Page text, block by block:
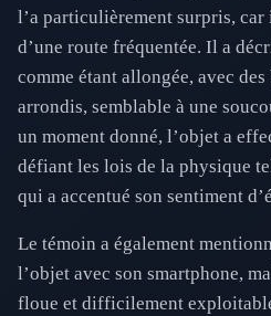
l’a particulièrement surpris,
d’une route fréquentée. Il a
comme étant allongée, avec
arrondis, semblable à une
un moment donné, l’objet a
défiant les lois de la physique
qui a accentué son sentiment
Le témoin a également
l’objet avec son smartphone,
floue et difficilement